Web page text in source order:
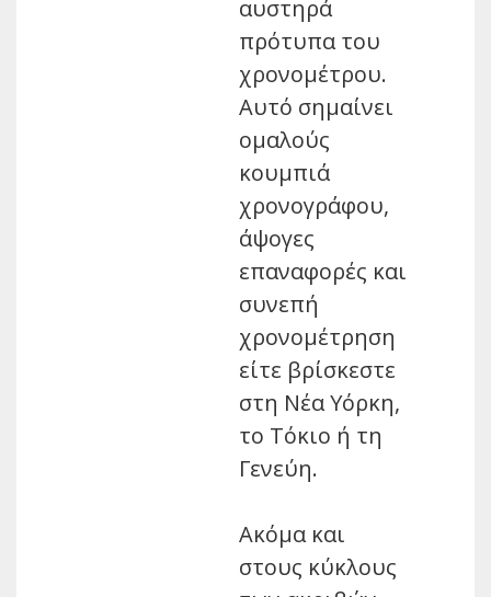
αυστηρά
πρότυπα του
χρονομέτρου.
Αυτό σημαίνει
ομαλούς
κουμπιά
χρονογράφου,
άψογες
επαναφορές και
συνεπή
χρονομέτρηση
είτε βρίσκεστε
στη Νέα Υόρκη,
το Τόκιο ή τη
Γενεύη.
Ακόμα και
στους κύκλους